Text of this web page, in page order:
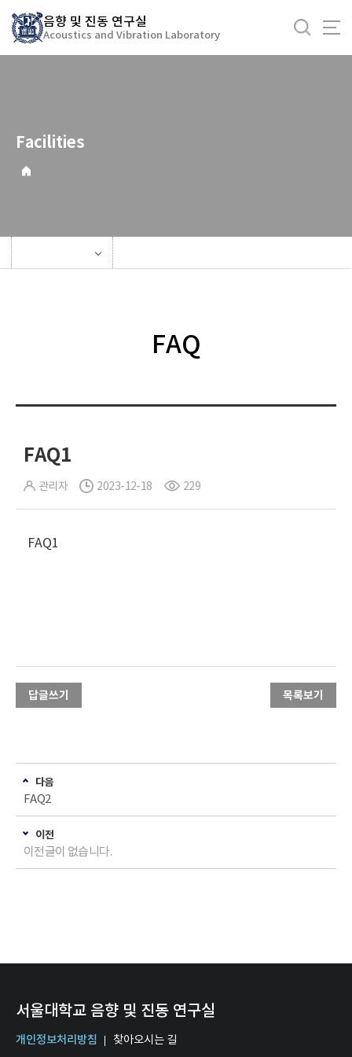
음향 및 진동 연구실
Acoustics and Vibration Laboratory
Facilities
FAQ
FAQ1
관리자 2023-12-18 229
FAQ1
답글쓰기 목록보기
다음
FAQ2
이전
이전글이 없습니다.
서울대학교 음향 및 진동 연구실
개인정보처리방침 찾아오시는 길